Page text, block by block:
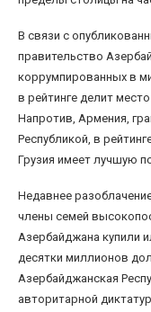
В связи с
правительство
коррумпированных в
в рейтинге делит
Напротив, Армения,
Республикой, в
Грузия имеет лучшую
Недавнее
члены семей
Азербайджана купили
десятки миллионов
Азербайджанская
авторитарной